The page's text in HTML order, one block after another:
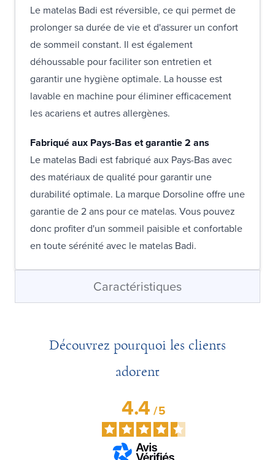
Le matelas Badi est réversible, ce qui permet de
prolonger sa durée de vie et d'assurer un confort
de sommeil constant. Il est également
déhoussable pour faciliter son entretien et
garantir une hygiène optimale. La housse est
lavable en machine pour éliminer efficacement
les acariens et autres allergènes.
Fabriqué aux Pays-Bas et garantie 2 ans
Le matelas Badi est fabriqué aux Pays-Bas avec
des matériaux de qualité pour garantir une
durabilité optimale. La marque Dorsoline offre une
garantie de 2 ans pour ce matelas. Vous pouvez
donc profiter d'un sommeil paisible et confortable
en toute sérénité avec le matelas Badi.
Caractéristiques
Découvrez pourquoi les clients
adorent
4.4/5